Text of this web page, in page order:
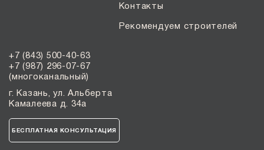
Контакты
Рекомендуем строителей
+7 (843) 500-40-63
+7 (987) 296-07-67
(многоканальный)
г. Казань, ул. Альберта
Камалеева д. 34а
БЕСПЛАТНАЯ КОНСУЛЬТАЦИЯ